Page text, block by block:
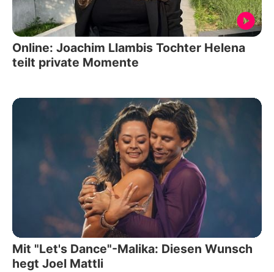
Online: Joachim Llambis Tochter Helena
teilt private Momente
Mit "Let's Dance"-Malika: Diesen Wunsch
hegt Joel Mattli